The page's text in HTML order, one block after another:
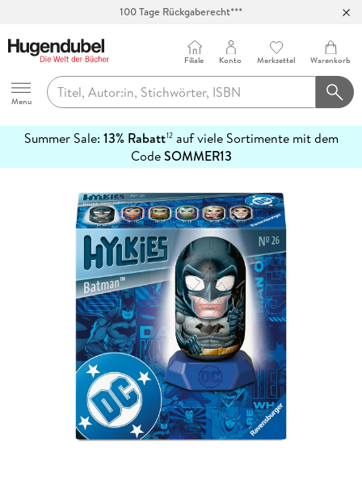
100 Tage Rückgaberecht***
Hugendubel
Menu
Filiale Konto Merkzettel Warenkorb
Summer Sale: 13% Rabatt12auf viele Sortimente mit dem
CodeSOMMER13
erfahren